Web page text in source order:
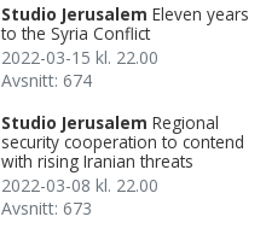
Studio Jerusalem Eleven years
to the Syria Conflict
2022-03-15 kl. 22.00
Avsnitt: 674
Studio Jerusalem Regional
security cooperation to contend
with rising Iranian threats
2022-03-08 kl. 22.00
Avsnitt: 673